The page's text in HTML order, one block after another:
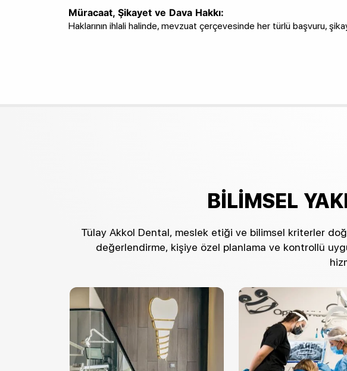
Müracaat, Şikayet ve Dava Hakkı:
Haklarının ihlali halinde, mevzuat çerçevesinde her türlü başvuru,
BILIMSEL
Tülay Akkol Dental, meslek etiği ve bilimsel kriterler
değerlendirme, kişiye özel planlama ve kontrollü